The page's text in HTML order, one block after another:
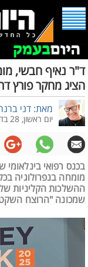
ד"ר נאיף חבשי,
הציג מחקר פורץ
מאת: דני
יום ראשון, 28 בדצמבר 2025, 18:46
בכנס רפואי
מומחה בנפרולוגיה
ההשלכות הקליניות
שמכונה "הרוצח